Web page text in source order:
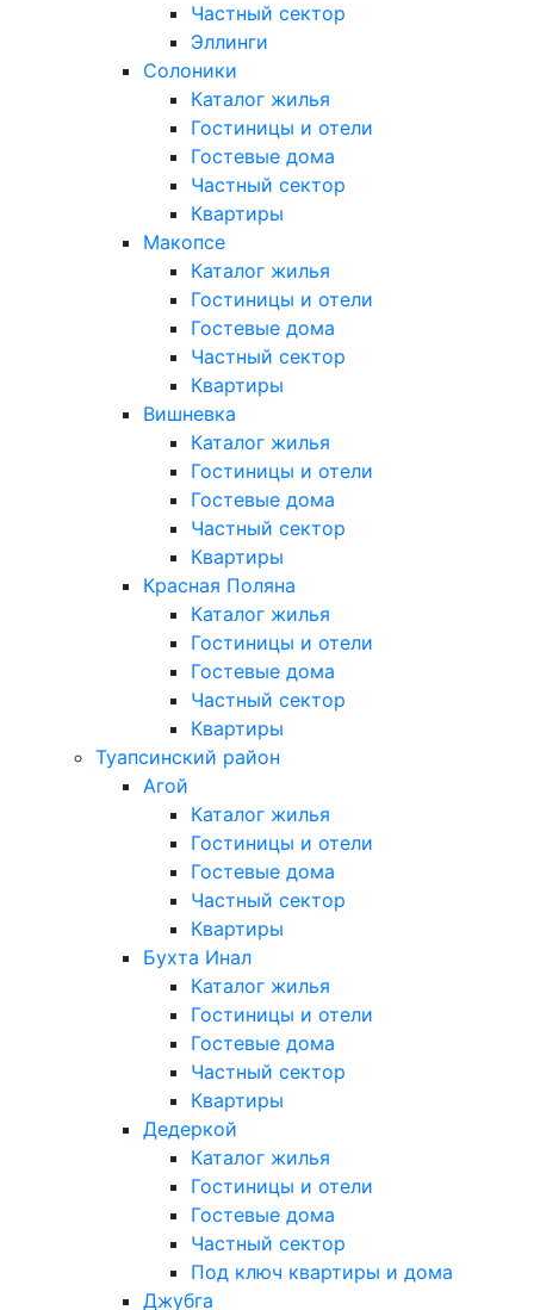
Частный сектор
Эллинги
Солоники
Каталог жилья
Гостиницы и отели
Гостевые дома
Частный сектор
Квартиры
Макопсе
Каталог жилья
Гостиницы и отели
Гостевые дома
Частный сектор
Квартиры
Вишневка
Каталог жилья
Гостиницы и отели
Гостевые дома
Частный сектор
Квартиры
Красная Поляна
Каталог жилья
Гостиницы и отели
Гостевые дома
Частный сектор
Квартиры
Туапсинский район
Агой
Каталог жилья
Гостиницы и отели
Гостевые дома
Частный сектор
Квартиры
Бухта Инал
Каталог жилья
Гостиницы и отели
Гостевые дома
Частный сектор
Квартиры
Дедеркой
Каталог жилья
Гостиницы и отели
Гостевые дома
Частный сектор
Под ключ квартиры и дома
Джубга